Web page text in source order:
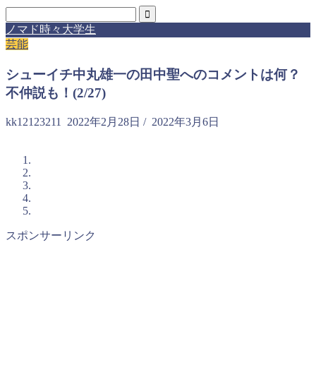
ノマド時々大学生
芸能
シューイチ中丸雄一の田中聖へのコメントは何？
不仲説も！(2/27)
kk12123211 2022年2月28日 / 2022年3月6日
スポンサーリンク